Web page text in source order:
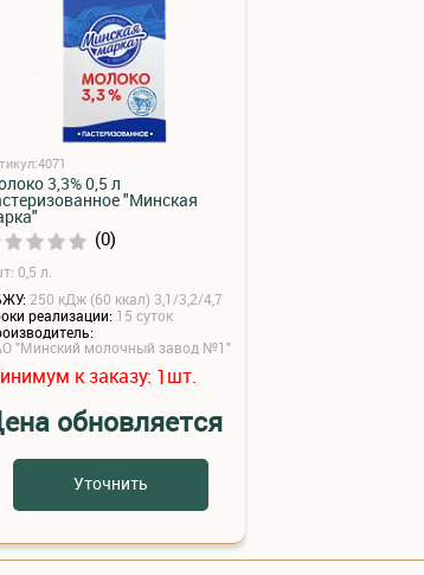
3,3% 0,5 л
"Минская
(0)
0,5 л.
250 кДж (60 ккал) 3,1/3,2/4,7
реализации: 15 суток
"Минский молочный завод №1"
к заказу: 1шт.
обновляется
Уточнить